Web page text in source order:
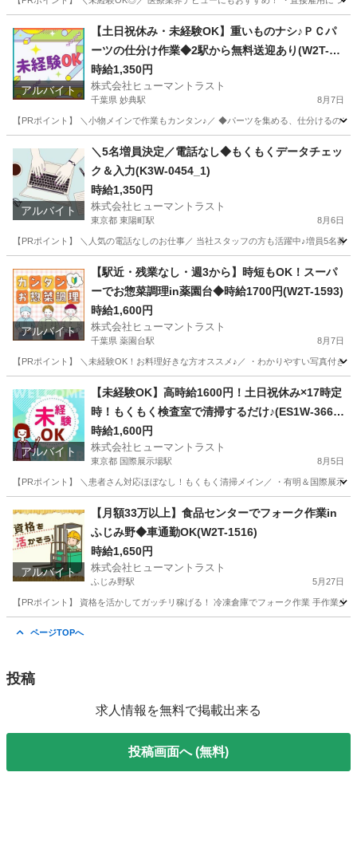
横浜駅 ヒューマントラスト
アルバイト
【土日祝休み・未経験OK】重いものナシ♪ＰＣパ
ーツの仕分け作業◆2駅から無料送迎あり(W2T-14
61_3)
時給1,350円
株式会社ヒューマントラスト
千葉県 妙典駅 8月7日
【PRポイント】 ＼小物メインで作業もカンタン♪／ ◆パーツを集める、仕分けるの
妙典駅 仕分け ヒューマントラスト
アルバイト
＼5名増員決定／電話なし◆もくもくデータチェッ
ク＆入力(K3W-0454_1)
時給1,350円
株式会社ヒューマントラスト
東京都 東陽町駅 8月6日
【PRポイント】 ＼人気の電話なしのお仕事／ 当社スタッフの方も活躍中♪増員5名
東陽町駅 データ入力 ヒューマントラスト
アルバイト
【駅近・残業なし・週3から】時短もOK！スーパ
ーでお惣菜調理in薬園台◆時給1700円(W2T-1593)
時給1,600円
株式会社ヒューマントラスト
千葉県 薬園台駅 8月7日
【PRポイント】 ＼未経験OK！お料理好きな方オススメ♪／ ・わかりやすい写真付
薬園台駅 キッチン ヒューマントラスト
アルバイト
【未経験OK】高時給1600円！土日祝休み×17時定
時！もくもく検査室で清掃するだけ♪(ES1W-3667
_1)
時給1,600円
株式会社ヒューマントラスト
東京都 国際展示場駅 8月5日
【PRポイント】 ＼患者さん対応ほぼなし！もくもく清掃メイン／ ・有明＆国際展
国際展示場駅 清掃 スタッフ
アルバイト
【月額33万以上】食品センターでフォーク作業in
ふじみ野◆車通勤OK(W2T-1516)
時給1,650円
株式会社ヒューマントラスト
ふじみ野駅 5月27日
【PRポイント】 資格を活かしてガッチリ稼げる！ 冷凍倉庫でフォーク作業 手作業
ページTOPへ
投稿
求人情報を無料で掲載出来る
投稿画面へ (無料)